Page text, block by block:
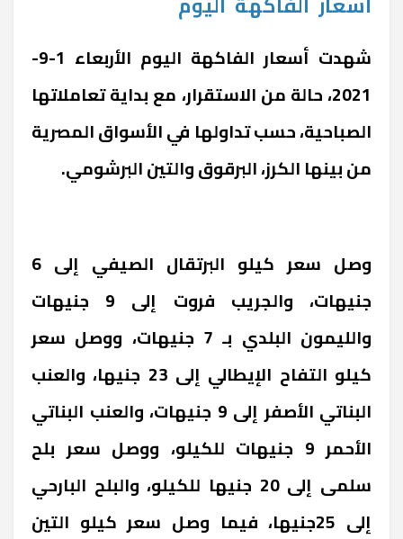
شهدت أسعار الفاكهة اليوم الأربعاء 1-9-
2021، حالة من الاستقرار، مع بداية تعاملاتها
الصباحية، حسب تداولها في الأسواق المصرية
من بينها الكرز، البرقوق والتين البرشومي.
وصل سعر كيلو البرتقال الصيفي إلى 6
جنيهات، والجريب فروت إلى 9 جنيهات
والليمون البلدي بـ 7 جنيهات، ووصل سعر
كيلو التفاح الإيطالي إلى 23 جنيها، والعنب
البناتي الأصفر إلى 9 جنيهات، والعنب البناتي
الأحمر 9 جنيهات للكيلو، ووصل سعر بلح
سلمى إلى 20 جنيها للكيلو، والبلح البارحي
إلى 25جنيها، فيما وصل سعر كيلو التين